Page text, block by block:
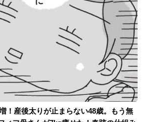
！産後太りが止まらない48歳。もう無